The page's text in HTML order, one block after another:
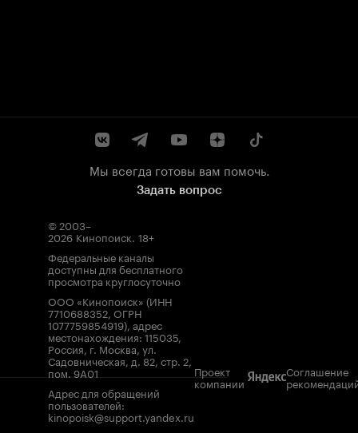
Мы всегда готовы вам помочь.
Задать вопрос
© 2003–
2026 Кинопоиск. 18+
Федеральные каналы
доступны для бесплатного
просмотра круглосуточно
ООО «Кинопоиск» (ИНН
7710688352, ОГРН
1077759854919), адрес
местонахождения: 115035,
Россия, г. Москва, ул.
Садовническая, д. 82, стр. 2,
пом. 9А01
Адрес для обращений
пользователей:
kinopoisk@support.yandex.ru
Проект
компании
Соглашение